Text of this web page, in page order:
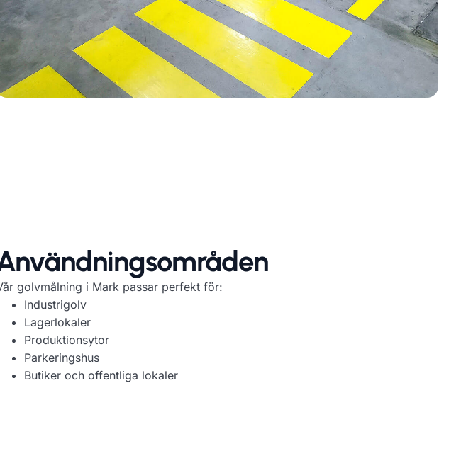
områden
golvmålning i Mark passar perfekt för:
Industrigolv
Lagerlokaler
Produktionsytor
Parkeringshus
Butiker och offentliga lokaler